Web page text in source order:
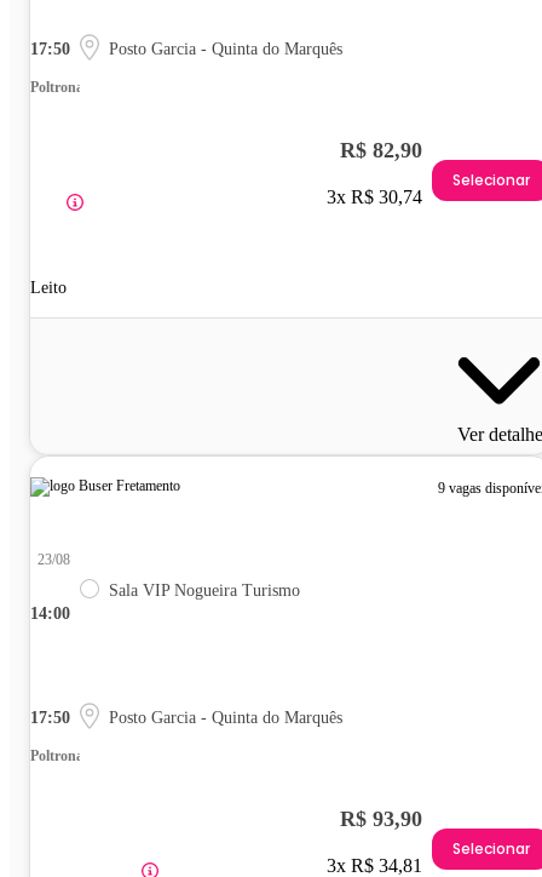
17:50 Posto Garcia - Quinta do Marquês
Poltrona
Leito
R$ 82,90
3x R$ 30,74
Selecionar
Ver
9 vagas
14:00
23/08
Sala VIP Nogueira Turismo
17:50 Posto Garcia - Quinta do Marquês
Poltrona
R$ 93,90
3x R$ 34,81
Selecionar